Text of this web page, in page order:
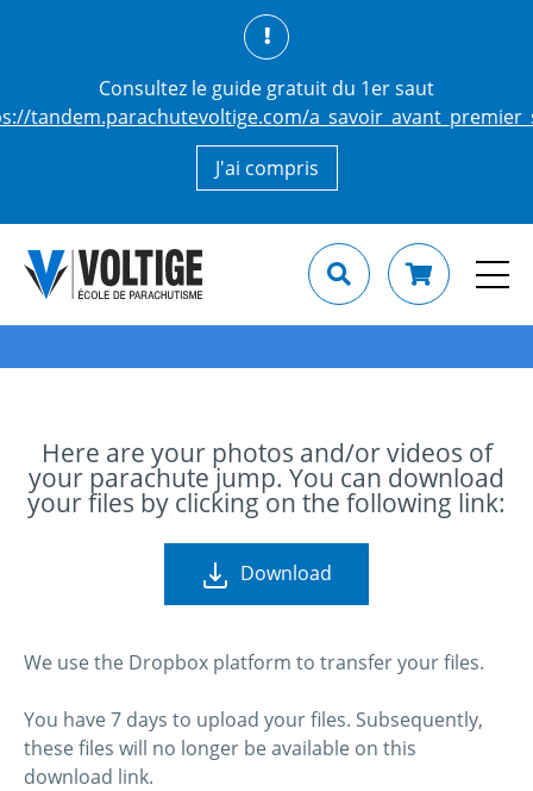
Consultez le guide gratuit du 1er saut
tandem.parachutevoltige.com/
J'ai compris
Here are your photos and/or videos of
your parachute jump. You can download
your files by clicking on the following link:
Download
We use the Dropbox platform to transfer your files.
You have 7 days to upload your files. Subsequently,
these files will no longer be available on this
download link.